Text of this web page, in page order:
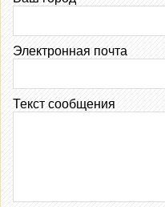
Электронная почта
Текст сообщения